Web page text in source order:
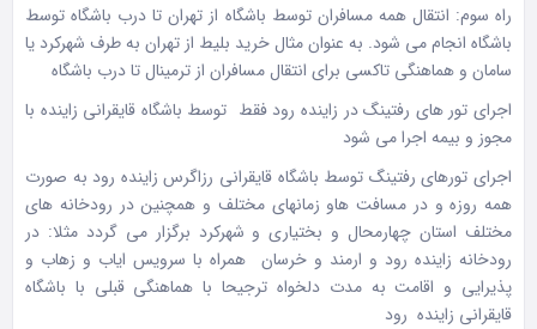
راه سوم: انتقال همه مسافران توسط باشگاه از تهران تا درب باشگاه توسط
باشگاه انجام می شود. به عنوان مثال خرید بلیط از تهران به طرف شهرکرد یا
سامان و هماهنگی تاکسی برای انتقال مسافران از ترمینال تا درب باشگاه
اجرای تور های رفتینگ در زاینده رود فقط توسط باشگاه قایقرانی زاینده با
مجوز و بیمه اجرا می شود
اجرای تورهای رفتینگ توسط باشگاه قایقرانی رزاگرس زاینده رود به صورت
همه روزه و در مسافت هاو زمانهای مختلف و همچنین در رودخانه های
مختلف استان چهارمحال و بختیاری و شهرکرد برگزار می گردد مثلا: در
رودخانه زاینده رود و ارمند و خرسان همراه با سرویس ایاب و زهاب و
پذیرایی و اقامت به مدت دلخواه ترجیحا با هماهنگی قبلی با باشگاه
قایقرانی زاینده رود